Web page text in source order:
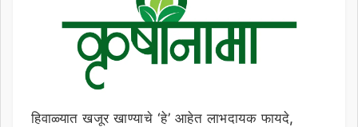
हिवाळ्यात खजूर खाण्याचे ‘हे’ आहेत लाभदायक फायदे,